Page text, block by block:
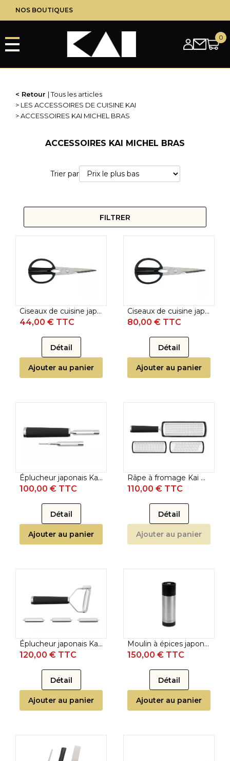
principal
NOS BOUTIQUES
Retour
Tous les articles
LES ACCESSOIRES DE CUISINE KAI
ACCESSOIRES KAI MICHEL BRAS
ACCESSOIRES KAI MICHEL BRAS
Trier par
FILTRER
Ciseaux de cuisine japonais Kai Michel Bras - Petit modèle
44,00 € TTC
Détail
Ajouter au panier
Ciseaux de cuisine japonais Kai Michel Bras - Grand modèle
80,00 € TTC
Détail
Ajouter au panier
Éplucheur japonais Kai Michel Bras type I - 2 lames
100,00 € TTC
Détail
Ajouter au panier
Râpe à fromage Kai Michel Bras
110,00 € TTC
Détail
Ajouter au panier
Éplucheur japonais Kai Michel Bras type T - 4 lames
120,00 € TTC
Détail
Ajouter au panier
Moulin à épices japonais Kai Michel Bras
150,00 € TTC
Détail
Ajouter au panier